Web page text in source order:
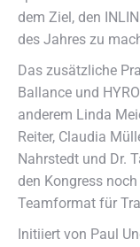
dem Ziel, den
des Jahres zu
Das zusätzliche
Ballance und
anderem Linda
Reiter, Claudia
Nahrstedt und Dr.
den Kongress
Teamformat für
Initiiert von Paul